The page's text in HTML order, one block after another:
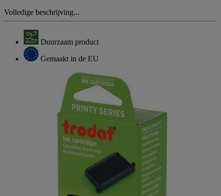
Volledige beschrijving...
Duurzaam product
Gemaakt in de EU